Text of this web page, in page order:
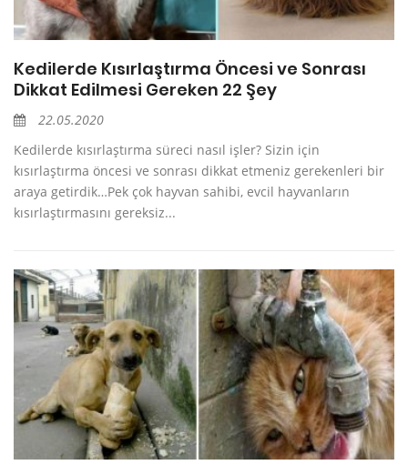
Kedilerde Kısırlaştırma Öncesi ve Sonrası
Dikkat Edilmesi Gereken 22 Şey
22.05.2020
Kedilerde kısırlaştırma süreci nasıl işler? Sizin için
kısırlaştırma öncesi ve sonrası dikkat etmeniz gerekenleri bir
araya getirdik…Pek çok hayvan sahibi, evcil hayvanların
kısırlaştırmasını gereksiz...